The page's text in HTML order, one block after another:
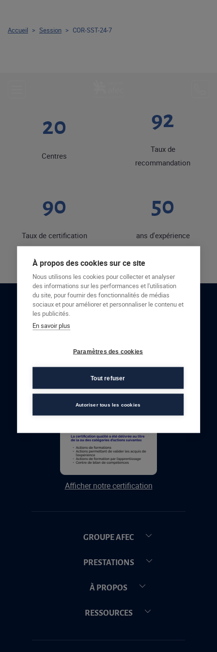
20
Centres
92
Taux de
recommandation
90
Taux de certification
50
ans d'expérience
RESTONS EN CONTACT
Afficher notre certification
GROUPE AFEC
PRESTATIONS
À PROPOS
RESSOURCES
Accueil > Session > COR-SST-24-7
À propos des cookies sur ce site
Nous utilisons les cookies pour collecter et analyser
des informations sur les performances et l'utilisation
du site, pour fournir des fonctionnalités de médias
sociaux et pour améliorer et personnaliser le contenu et
les publicités.
En savoir plus
Paramètres des cookies
Tout refuser
Autoriser tous les cookies